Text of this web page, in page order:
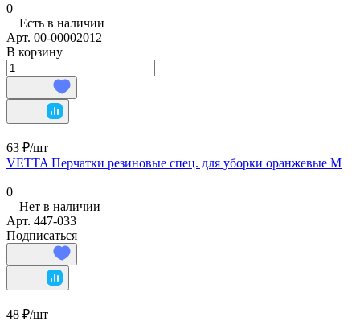
0
Есть в наличии
Арт. 00-00002012
В корзину
63 ₽/шт
VETTA Перчатки резиновые спец. для уборки оранжевые M
0
Нет в наличии
Арт. 447-033
Подписаться
48 ₽/шт